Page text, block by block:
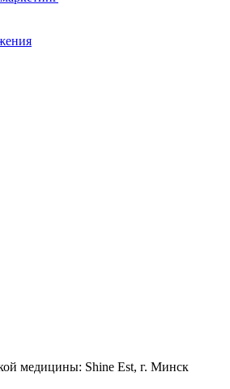
медицины: Shine Est, г. Минск